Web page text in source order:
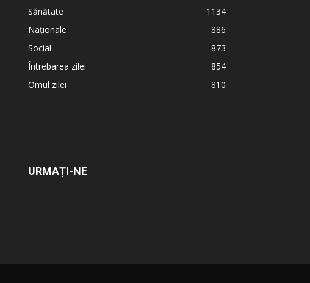
Sănătate
1134
Naționale
886
Social
873
Întrebarea zilei
854
Omul zilei
810
URMAȚI-NE